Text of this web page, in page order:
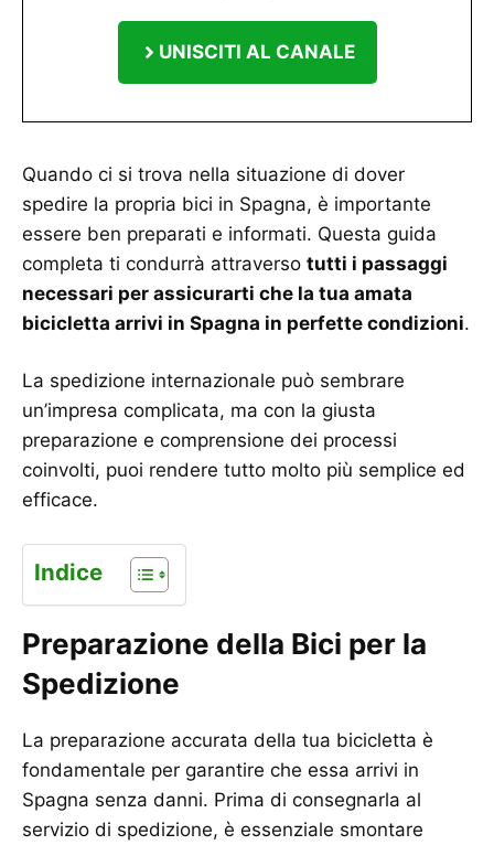
UNISCITI AL CANALE
Quando ci si trova nella situazione di dover
spedire la propria bici in Spagna, è importante
essere ben preparati e informati. Questa guida
completa ti condurrà attraverso tutti i passaggi
necessari per assicurarti che la tua amata
bicicletta arrivi in Spagna in perfette condizioni.
La spedizione internazionale può sembrare
un’impresa complicata, ma con la giusta
preparazione e comprensione dei processi
coinvolti, puoi rendere tutto molto più semplice ed
efficace.
Indice
Preparazione della Bici per la
Spedizione
La preparazione accurata della tua bicicletta è
fondamentale per garantire che essa arrivi in
Spagna senza danni. Prima di consegnarla al
servizio di spedizione, è essenziale smontare